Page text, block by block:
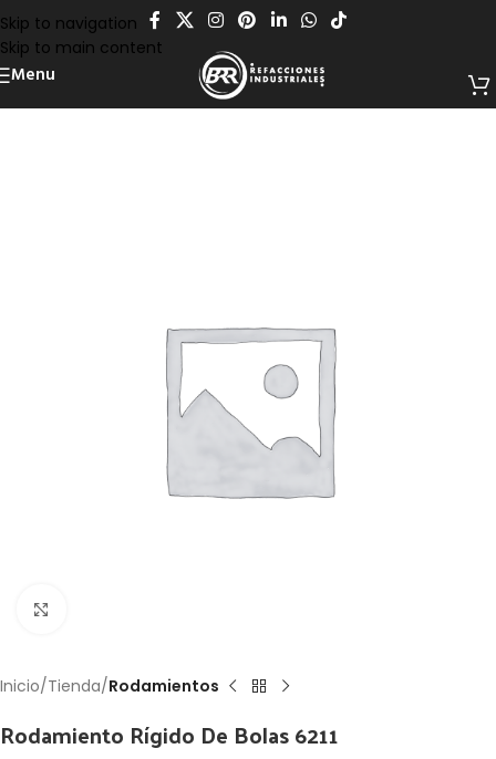
Skip to navigation
Skip to main content
Menu
Inicio Tienda Rodamientos
Rodamiento Rígido De Bolas 6211